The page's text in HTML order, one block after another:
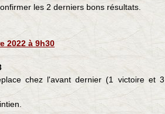
les 2 derniers bons résultats.
2022 à 9h30
chez l'avant dernier (1 victoire et 3